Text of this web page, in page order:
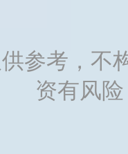
参考，不
资有风